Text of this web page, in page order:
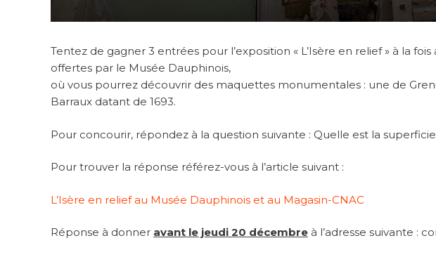
Tentez de gagner 3 entrées pour l’exposition « L’Isère en relief » à la
offertes par le Musée Dauphinois,
où vous pourrez découvrir des maquettes monumentales : une de
Barraux datant de 1693.
Pour concourir, répondez à la question suivante : Quelle est la
Pour trouver la réponse référez-vous à l’article suivant :
L’Isère en relief au Musée Dauphinois et au Magasin-CNAC
Réponse à donner avant le jeudi 20 décembre à l’adresse suivante :